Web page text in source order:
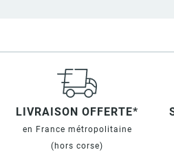
LIVRAISON OFFERTE*
en France métropolitaine
(hors corse)